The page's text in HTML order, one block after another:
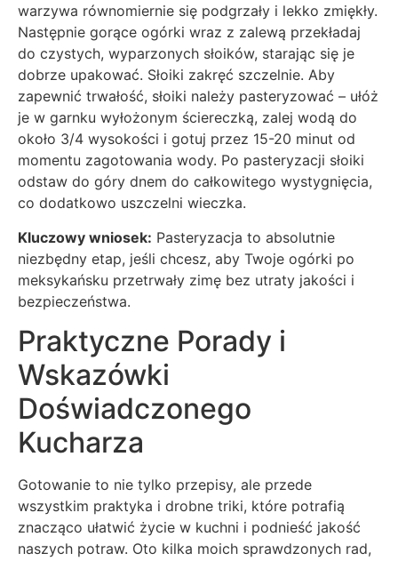
warzywa równomiernie się podgrzały i lekko zmiękły.
Następnie gorące ogórki wraz z zalewą przekładaj
do czystych, wyparzonych słoików, starając się je
dobrze upakować. Słoiki zakręć szczelnie. Aby
zapewnić trwałość, słoiki należy pasteryzować – ułóż
je w garnku wyłożonym ściereczką, zalej wodą do
około 3/4 wysokości i gotuj przez 15-20 minut od
momentu zagotowania wody. Po pasteryzacji słoiki
odstaw do góry dnem do całkowitego wystygnięcia,
co dodatkowo uszczelni wieczka.
Kluczowy wniosek: Pasteryzacja to absolutnie
niezbędny etap, jeśli chcesz, aby Twoje ogórki po
meksykańsku przetrwały zimę bez utraty jakości i
bezpieczeństwa.
Praktyczne Porady i
Wskazówki
Doświadczonego
Kucharza
Gotowanie to nie tylko przepisy, ale przede
wszystkim praktyka i drobne triki, które potrafią
znacząco ułatwić życie w kuchni i podnieść jakość
naszych potraw. Oto kilka moich sprawdzonych rad,